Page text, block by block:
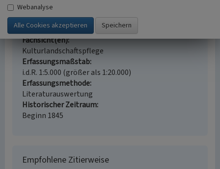
53127 Bonn - Venusberg / Deutschland
Gesetzlich geschütztes Kulturdenkmal
Ortsfestes Denkmal gem. § 3 DSchG NW
Fachsicht(en)
Kulturlandschaftspflege
Erfassungsmaßstab
i.d.R. 1:5.000 (größer als 1:20.000)
Erfassungsmethode
Literaturauswertung
Historischer Zeitraum
Beginn 1845
Empfohlene Zitierweise
Webanalyse